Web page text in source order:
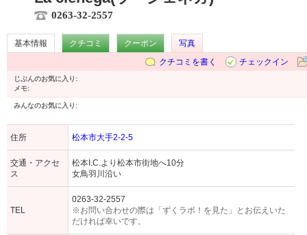
0263-32-2557
基本情報 クチコミ クーポン
写真
クチコミを書く
チェックイン
じぶんのお気に入り:
メモ:
みんなのお気に入り:
住所 松本市大手2-2-5
交通・アクセ
ス
松本I.C.より松本市街地へ10分
女鳥羽川沿い
TEL
0263-32-2557
※お問い合わせの際は「ずくラボ！を見た」とお伝えいた
だければ幸いです。